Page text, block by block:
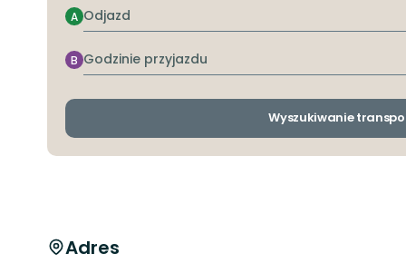
Odjazd
A
Godzinie
przyjazdu
B
Wyszukiwanie
Adres